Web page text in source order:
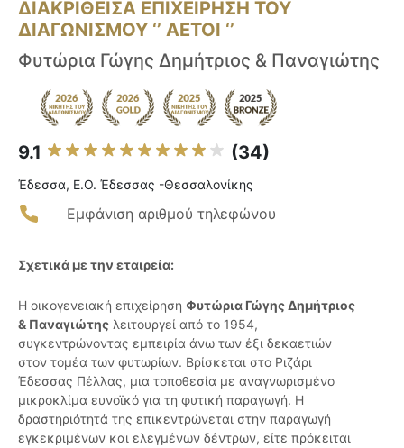
ΔΙΑΚΡΙΘΕΙΣΑ ΕΠΙΧΕΙΡΗΣΗ ΤΟΥ
ΔΙΑΓΩΝΙΣΜΟΥ ‘’ ΑΕΤΟΙ ‘’
Φυτώρια Γώγης Δημήτριος & Παναγιώτης
9.1 (34)
Έδεσσα, Ε.Ο. Έδεσσας -Θεσσαλονίκης
Εμφάνιση αριθμού τηλεφώνου
Σχετικά με την εταιρεία:
Η οικογενειακή επιχείρηση Φυτώρια Γώγης Δημήτριος
& Παναγιώτης λειτουργεί από το 1954,
συγκεντρώνοντας εμπειρία άνω των έξι δεκαετιών
στον τομέα των φυτωρίων. Βρίσκεται στο Ριζάρι
Έδεσσας Πέλλας, μια τοποθεσία με αναγνωρισμένο
μικροκλίμα ευνοϊκό για τη φυτική παραγωγή. Η
δραστηριότητά της επικεντρώνεται στην παραγωγή
εγκεκριμένων και ελεγμένων δέντρων, είτε πρόκειται